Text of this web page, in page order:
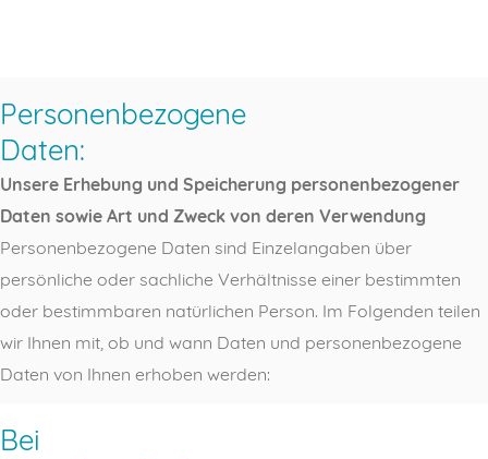
Personenbezogene
Daten:
Unsere Erhebung und Speicherung personenbezogener
Daten sowie Art und Zweck von deren Verwendung
Personenbezogene Daten sind Einzelangaben über
persönliche oder sachliche Verhältnisse einer bestimmten
oder bestimmbaren natürlichen Person. Im Folgenden teilen
wir Ihnen mit, ob und wann Daten und personenbezogene
Daten von Ihnen erhoben werden:
Bei